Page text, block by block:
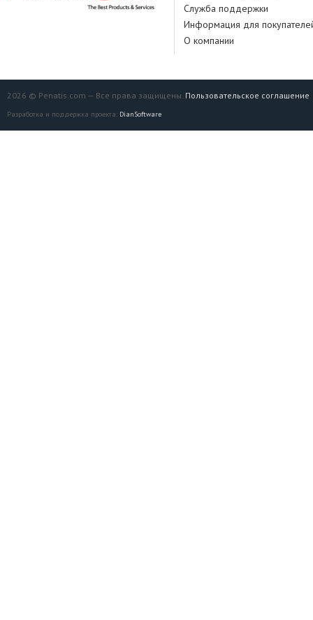
Служба поддержки
Информация для
О компании
2026 © Penatis.com — Все права защищены. Пользовательское соглашение
Разработка и поддержка проекта: DianSoftware